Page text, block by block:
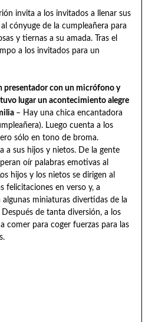
invita a los invitados a llenar sus
cónyuge de la cumpleañera para
y tiernas a su amada. Tras el
a los invitados para un
presentador con un micrófono y
lugar un acontecimiento alegre
– Hay una chica encantadora
Luego cuenta a los
sólo en tono de broma.
a sus hijos y nietos. De la gente
oír palabras emotivas al
hijos y los nietos se dirigen al
felicitaciones en verso y, a
miniaturas divertidas de la
de tanta diversión, a los
comer para coger fuerzas para las